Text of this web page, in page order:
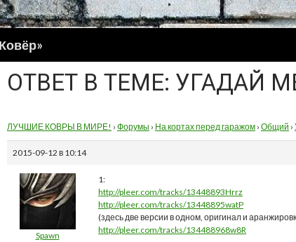
ОТВЕТ В ТЕМЕ: УГАДАЙ
ЛУЧШИЕ КОВРЫ В МИРЕ! › Форумы › На кортах перед гаражом › Общий ›
2015-09-12 в 10:14
Spawn
1:
http://pleer.com/tracks/13448893Hrrz
http://pleer.com/tracks/13448895watP
(здесь две версии в одном, оригинал и
http://pleer.com/tracks/134488968w8R